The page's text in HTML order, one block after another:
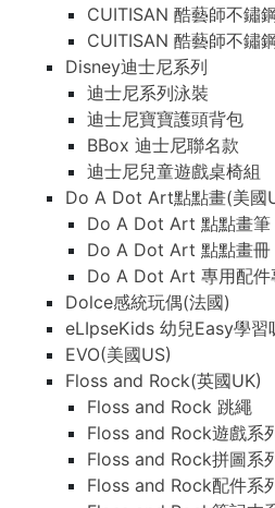
CUITISAN 酷藝師不鏽
CUITISAN 酷藝師不鏽
Disney迪士尼系列
迪士尼系列泳裝
迪士尼寶寶護頭背包
BBox 迪士尼聯名款
迪士尼兒童遊戲桌椅組
Do A Dot Art點點畫(美國
Do A Dot Art 點點畫筆
Do A Dot Art 點點畫冊
Do A Dot Art 專用配件
Dolce感統玩偶(法國)
eLIpseKids 幼兒Easy學習
EVO(美國US)
Floss and Rock(英國UK)
Floss and Rock 跳繩
Floss and Rock遊戲系
Floss and Rock拼圖系
Floss and Rock配件系